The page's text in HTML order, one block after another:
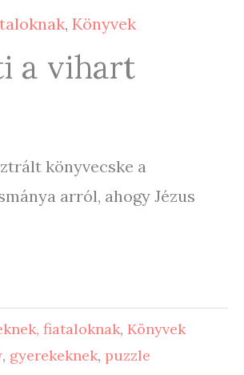
,Könyvek
a vihart
könyvecske a
arról, ahogy Jézus
fiataloknak,Könyvek
, gyerekeknek, puzzle